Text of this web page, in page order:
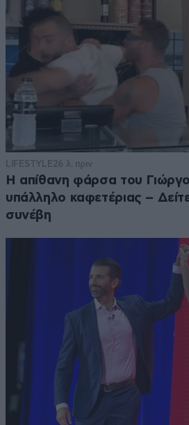
LIFESTYLE 26 λ. πριν
Η απίθανη φάρσα του
υπάλληλο καφετέριας –
συνέβη